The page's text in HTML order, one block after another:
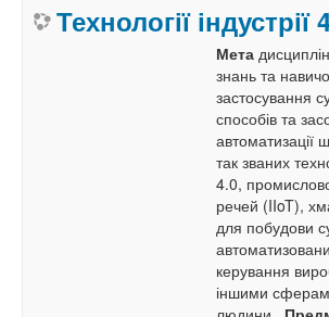
Технології індустрії
Мета
знань та
застосування
способів та
автоматизації
так званих
4.0,
речей (IIoT),
для побудови
керування
іншими